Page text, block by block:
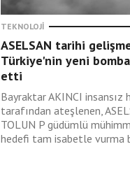
TEKNOLOJI
ASELSAN tarihi
Türkiye'nin yeni
etti
Bayraktar AKINCI insansız
tarafından ateşlenen,
TOLUN P güdümlü
hedefi tam isabetle vurma